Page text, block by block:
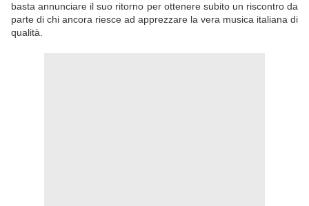
basta annunciare il suo ritorno per ottenere subito un riscontro da
parte di chi ancora riesce ad apprezzare la vera musica italiana di
qualità.